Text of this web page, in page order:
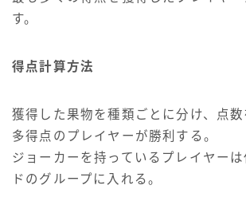
す。
得点計算方法
獲得した果物を種類ごとに分け、点
多得点のプレイヤーが勝利する。
ジョーカーを持っているプレイヤー
ドのグループに入れる。